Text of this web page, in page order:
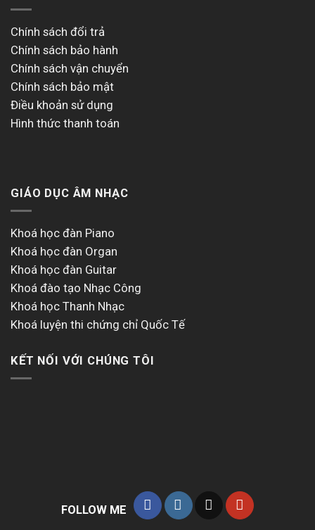
Chính sách đổi trả
Chính sách bảo hành
Chính sách vận chuyển
Chính sách bảo mật
Điều khoản sử dụng
Hình thức thanh toán
GIÁO DỤC ÂM NHẠC
Khoá học đàn Piano
Khoá học đàn Organ
Khoá học đàn Guitar
Khoá đào tạo Nhạc Công
Khoá học Thanh Nhạc
Khoá luyện thi chứng chỉ Quốc Tế
KẾT NỐI VỚI CHÚNG TÔI
FOLLOW ME